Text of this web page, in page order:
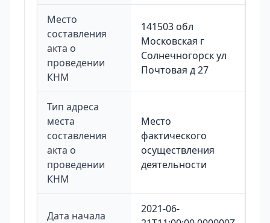
Место
составления
акта о
проведении
КНМ
141503 обл
Московская г
Солнечногорск ул
Почтовая д 27
Тип адреса
места
составления
акта о
проведении
КНМ
Место
фактического
осуществления
деятельности
Дата начала
2021-06-